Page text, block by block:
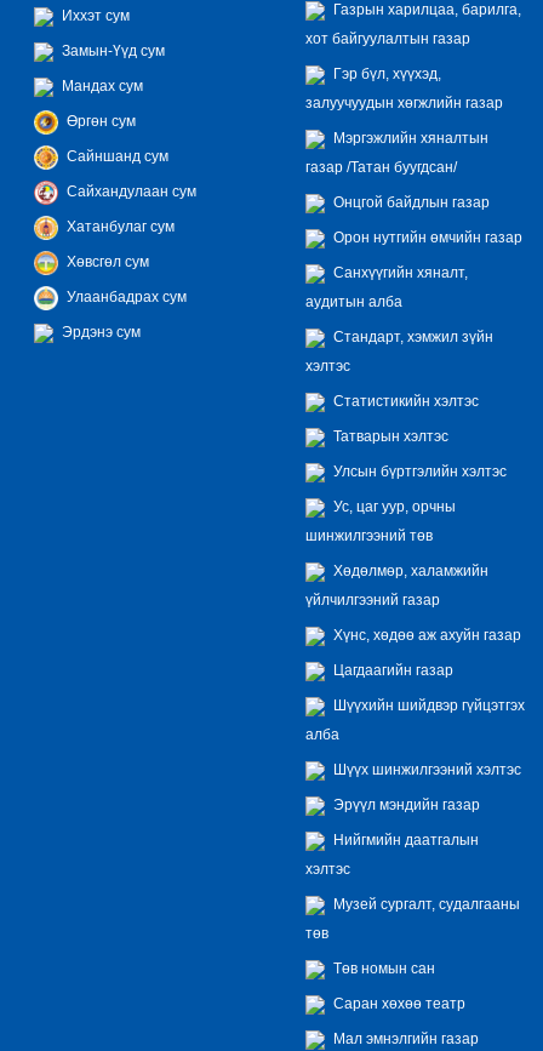
Иххэт сум
Замын-Үүд сум
Мандах сум
Өргөн сум
Сайншанд сум
Сайхандулаан сум
Хатанбулаг сум
Хөвсгөл сум
Улаанбадрах сум
Эрдэнэ сум
Газрын харилцаа, барилга,
хот байгуулалтын газар
Гэр бүл, хүүхэд,
залуучуудын хөгжлийн газар
Мэргэжлийн хяналтын
газар /Татан буугдсан/
Онцгой байдлын газар
Орон нутгийн өмчийн газар
Санхүүгийн хяналт,
аудитын алба
Стандарт, хэмжил зүйн
хэлтэс
Статистикийн хэлтэс
Татварын хэлтэс
Улсын бүртгэлийн хэлтэс
Ус, цаг уур, орчны
шинжилгээний төв
Хөдөлмөр, халамжийн
үйлчилгээний газар
Хүнс, хөдөө аж ахуйн газар
Цагдаагийн газар
Шүүхийн шийдвэр гүйцэтгэх
алба
Шүүх шинжилгээний хэлтэс
Эрүүл мэндийн газар
Нийгмийн даатгалын
хэлтэс
Музей сургалт, судалгааны
төв
Төв номын сан
Саран хөхөө театр
Мал эмнэлгийн газар